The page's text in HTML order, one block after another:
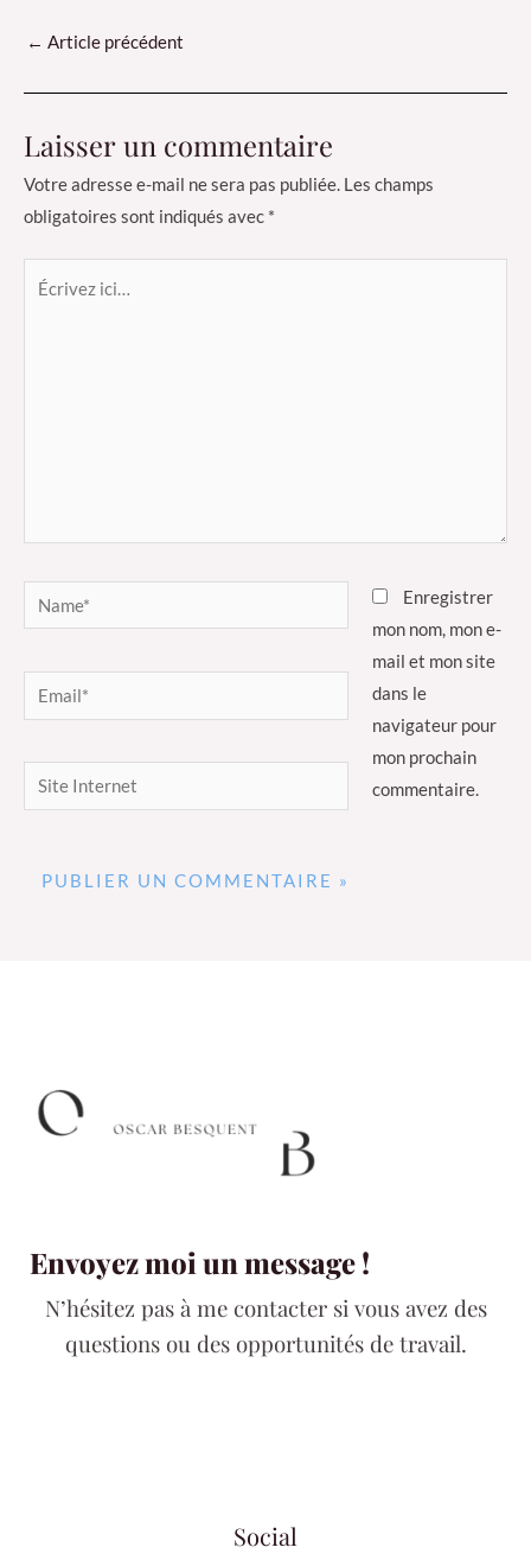
← Article précédent
Laisser un commentaire
Votre adresse e-mail ne sera pas publiée. Les champs
obligatoires sont indiqués avec *
Name*
Email*
Site
Internet
Enregistrer
mon nom, mon e-
mail et mon site
dans le
navigateur pour
mon prochain
commentaire.
Envoyez moi un message !
N’hésitez pas à me contacter si vous avez des
questions ou des opportunités de travail.
Social